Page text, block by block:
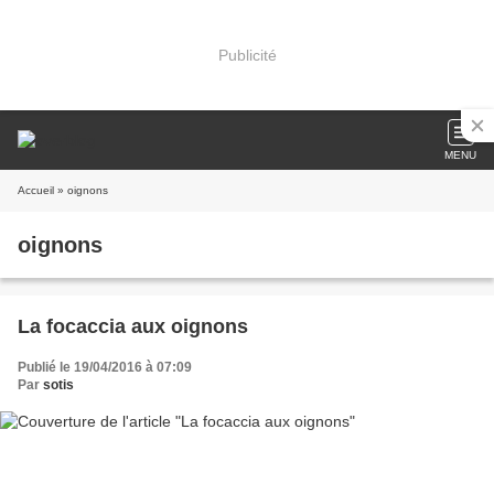
Publicité
MENU
Accueil » oignons
oignons
La focaccia aux oignons
Publié le 19/04/2016 à 07:09
Par sotis